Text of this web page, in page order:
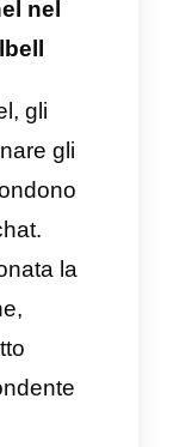
di
di
e,
il tuo
Business
al fine di
direttamente